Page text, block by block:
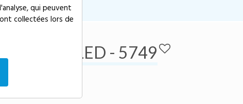
qui peuvent
collectées lors de
LED - 5749
LED - 5749